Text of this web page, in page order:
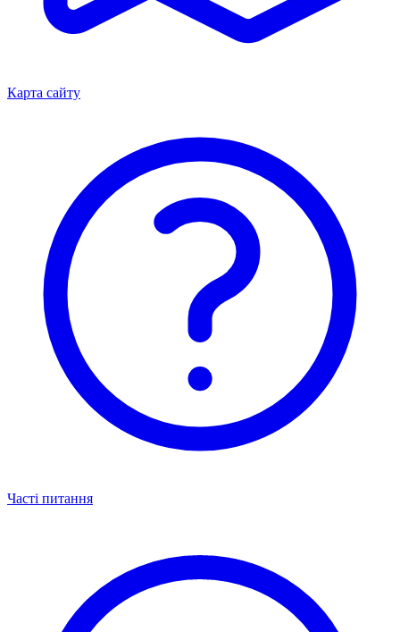
Карта сайту
Часті питання